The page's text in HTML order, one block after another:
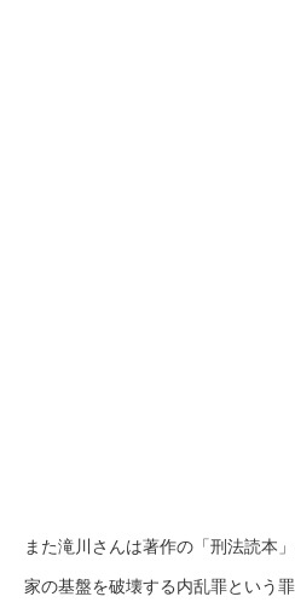
また滝川さんは著作の「刑法読本
家の基盤を破壊する内乱罪という